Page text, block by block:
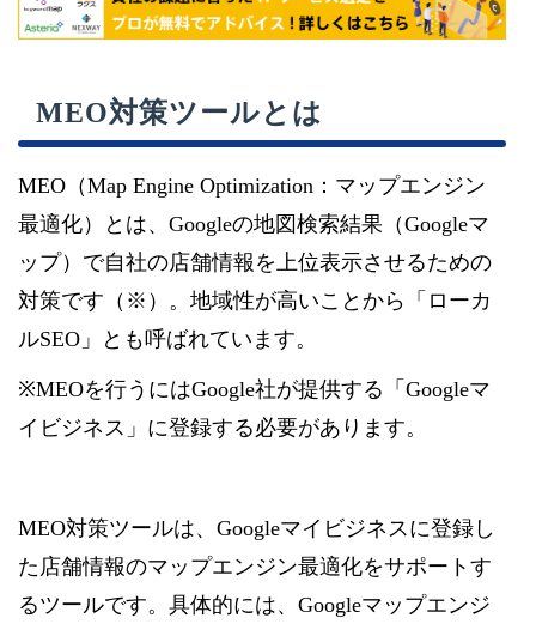
MEO対策ツールとは
MEO（Map Engine Optimization：マップエンジン
最適化）とは、Googleの地図検索結果（Googleマ
ップ）で自社の店舗情報を上位表示させるための
対策です（※）。地域性が高いことから「ローカ
ルSEO」とも呼ばれています。
※MEOを行うにはGoogle社が提供する「Googleマ
イビジネス」に登録する必要があります。
MEO対策ツールは、Googleマイビジネスに登録し
た店舗情報のマップエンジン最適化をサポートす
るツールです。具体的には、Googleマップエンジ